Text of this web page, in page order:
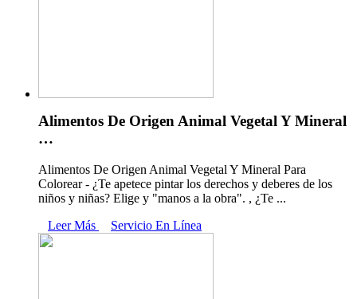
Alimentos De Origen Animal Vegetal Y Mineral
…
Alimentos De Origen Animal Vegetal Y Mineral Para
Colorear - ¿Te apetece pintar los derechos y deberes de los
niños y niñas? Elige y "manos a la obra". , ¿Te ...
Leer Más
Servicio En Línea